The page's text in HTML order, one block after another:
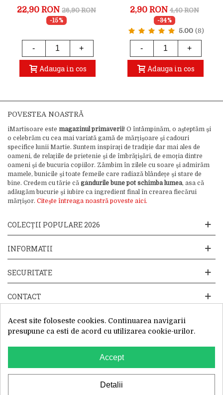
Cand Zambesti
22,90 RON 26,90 RON
-15%
- +
Adauga in cos
12x14.5x6cm
2,90 RON 4,40 RON
-34%
5.00 (8)
- +
Adauga in cos
POVESTEA NOASTRĂ
iMartisoare este magazinul primăverii! O întâmpinăm, o așteptăm și
o celebrăm cu cea mai variată gamă de mărțișoare și cadouri
specifice lunii Martie. Suntem inspirați de tradiție dar mai ales de
oameni, de relațiile de prietenie și de îmbrățișări, de emoția dintre
oameni și de bucuria copiilor. Zâmbim în zilele cu soare și admirăm
mamele, bunicile și toate femeile care radiază blândețe și stare de
bine. Credem cu tărie că gândurile bune pot schimba lumea, asa că
adăugăm bucurie și iubire ca ingredient final în crearea fiecărui
mărțișor. Citește întreaga noastră poveste aici.
COLECȚII POPULARE 2026
INFORMATII
SECURITATE
CONTACT
Website operat de: Primavara in dar SRL, Cod Fiscal: 52428019, Reg.
Com: J2025066115002, Sediu Social:Sos. Unirii 201-203C, Caciulati,
Acest site foloseste cookies. Continuarea navigarii
presupune ca esti de acord cu utilizarea cookie-urilor.
Accept
Detalii